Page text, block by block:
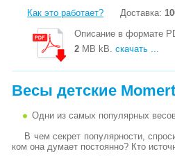
Как это работает? Доставка:
Описание в формате
2 MB kB. скачать ...
Весы детские
Одни из самых популярных
В чем секрет популярности,
ком она думает постоянно? Кто